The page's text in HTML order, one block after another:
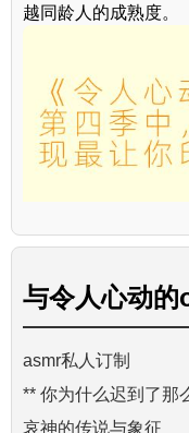
越同龄人的成熟度。
与令人心动
asmr私人订制
** 你为什么迟到了那
哀神的传说与象征